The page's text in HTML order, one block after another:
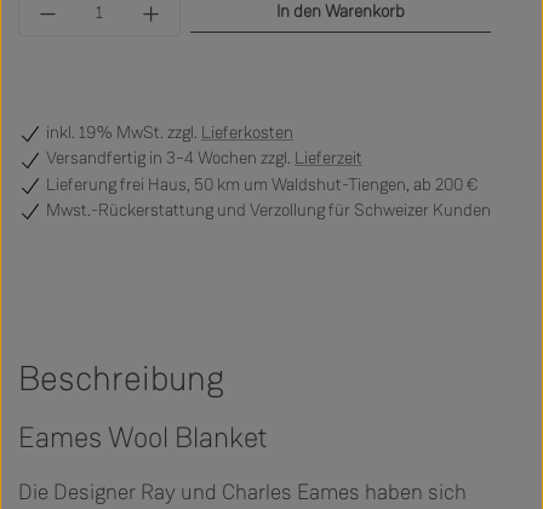
Produkt Anzahl: Gib den gewünschten Wert
In den Warenkorb
inkl. 19% MwSt. zzgl. Lieferkosten
Versandfertig in 3–4 Wochen zzgl. Lieferzeit
Lieferung frei Haus, 50 km um Waldshut-Tiengen, ab 200 €
Mwst.-Rückerstattung und Verzollung für Schweizer Kunden
Beschreibung
Eames Wool Blanket
Die Designer Ray und Charles Eames haben sich